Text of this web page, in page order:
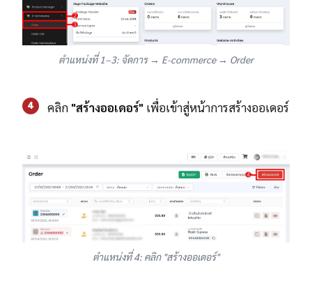
ตำแหน่งที่ 1–3: จัดการ → E-commerce → Order
4 คลิก "สร้างออเดอร์" เพื่อเข้าสู่หน้าการสร้างออเดอร์
ตำแหน่งที่ 4: คลิก "สร้างออเดอร์"